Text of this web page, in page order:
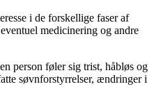
i de forskellige faser af
medicinering og andre
person føler sig trist, håbløs og
søvnforstyrrelser, ændringer i